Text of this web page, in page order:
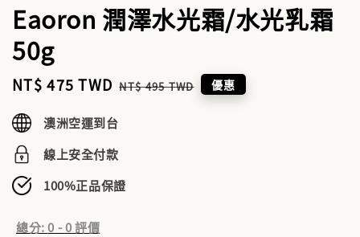
Eaoron 潤澤水光霜/水光乳霜
50g
Sale
NT$ 475 TWD Regular
NT$ 495 TWD 優惠
澳洲空運到台
線上安全付款
100%正品保證
總分:0 -0評價